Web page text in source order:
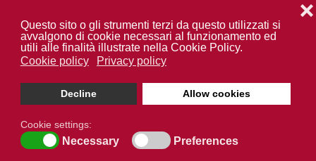
Questo sito o gli strumenti terzi da questo utilizzati si
avvalgono di cookie necessari al funzionamento ed
utili alle finalità illustrate nella Cookie Policy.
Cookie policy
Privacy policy
Decline Allow cookies
❌
Cookie settings:
Necessary Preferences
Unless otherwise indicated all media is property of the IADC. ©
Open cookie toolbar